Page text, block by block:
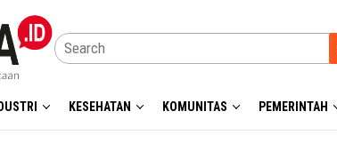
KESEHATAN KOMUNITAS PEMERINTAH